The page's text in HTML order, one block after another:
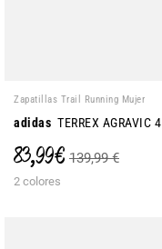
Zapatillas Trail Running Mujer
adidas TERREX AGRAVIC 4
83,99 € 139,99 €
2 colores